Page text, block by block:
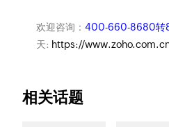
欢迎咨询： 400-660-8680转
天: https://
相关话题